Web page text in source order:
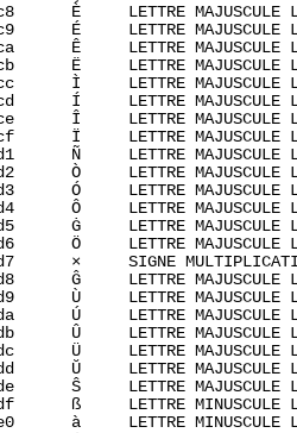
È     LETTRE MAJUSCULE
É     LETTRE MAJUSCULE
Ê     LETTRE MAJUSCULE
Ë     LETTRE MAJUSCULE
Ì     LETTRE MAJUSCULE
Í     LETTRE MAJUSCULE
Î     LETTRE MAJUSCULE
Ï     LETTRE MAJUSCULE
Ñ     LETTRE MAJUSCULE
Ò     LETTRE MAJUSCULE
Ó     LETTRE MAJUSCULE
Ô     LETTRE MAJUSCULE
Ġ     LETTRE MAJUSCULE
Ö     LETTRE MAJUSCULE
×     SIGNE
Ĝ     LETTRE MAJUSCULE
Ù     LETTRE MAJUSCULE
Ú     LETTRE MAJUSCULE
Û     LETTRE
Ü     LETTRE MAJUSCULE
Ŭ     LETTRE MAJUSCULE
Ŝ     LETTRE MAJUSCULE
ß     LETTRE MINUSCULE
à     LETTRE MINUSCULE